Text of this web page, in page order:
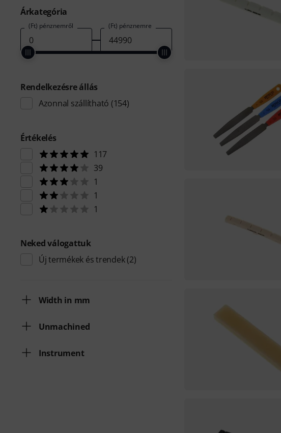
Árkategória
(Ft) pénznemről (Ft) pénznemre
Rendelkezésre állás
Azonnal szállítható (154)
Értékelés
117
39
1
1
1
Neked válogattuk
Új termékek és trendek(2)
Width in mm
Unmachined
Instrument